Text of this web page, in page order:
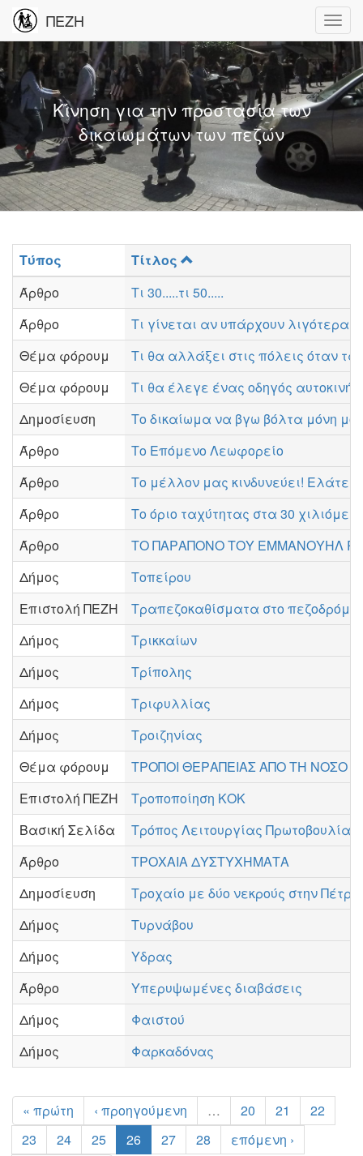
ΠΕΖΗ
Κίνηση για την προστασία των
δικαιωμάτων των πεζών
Τύπος
Τίτλος
Άρθρο
Τι 30.....τι 50.....
Άρθρο
Τι γίνεται αν υπάρχουν λιγότερα
Θέμα φόρουμ
Τι θα αλλάξει στις πόλεις όταν
Θέμα φόρουμ
Τι θα έλεγε ένας οδηγός
Δημοσίευση
Το δικαίωμα να βγω βόλτα μόνη μου
Άρθρο
Το Επόμενο Λεωφορείο
Άρθρο
Το μέλλον μας κινδυνεύει!
Άρθρο
Το όριο ταχύτητας στα 30
Άρθρο
ΤΟ ΠΑΡΑΠΟΝΟ ΤΟΥ ΕΜΜΑΝΟΥΗΛ
Δήμος
Τοπείρου
Επιστολή ΠΕΖΗ
Τραπεζοκαθίσματα στο
Δήμος
Τρικκαίων
Δήμος
Τρίπολης
Δήμος
Τριφυλλίας
Δήμος
Τροιζηνίας
Θέμα φόρουμ
ΤΡΟΠΟΙ ΘΕΡΑΠΕΙΑΣ ΑΠΟ ΤΗ ΝΟΣΟ
Επιστολή ΠΕΖΗ
Τροποποίηση ΚΟΚ
Βασική Σελίδα
Τρόπος Λειτουργίας
Άρθρο
ΤΡΟΧΑΙΑ ΔΥΣΤΥΧΗΜΑΤΑ
Δημοσίευση
Τροχαίο με δύο νεκρούς στην
Δήμος
Τυρνάβου
Δήμος
Υδρας
Άρθρο
Υπερυψωμένες διαβάσεις
Δήμος
Φαιστού
Δήμος
Φαρκαδόνας
« πρώτη ‹ προηγούμενη … 20 21
22
23
24 25 26 27 28
επόμενη ›